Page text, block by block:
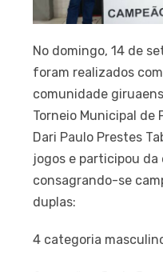
No domingo, 14 de
foram realizados
comunidade
Torneio Municipal de
Dari Paulo Prestes
jogos e participou
consagrando-se
duplas:
4 categoria